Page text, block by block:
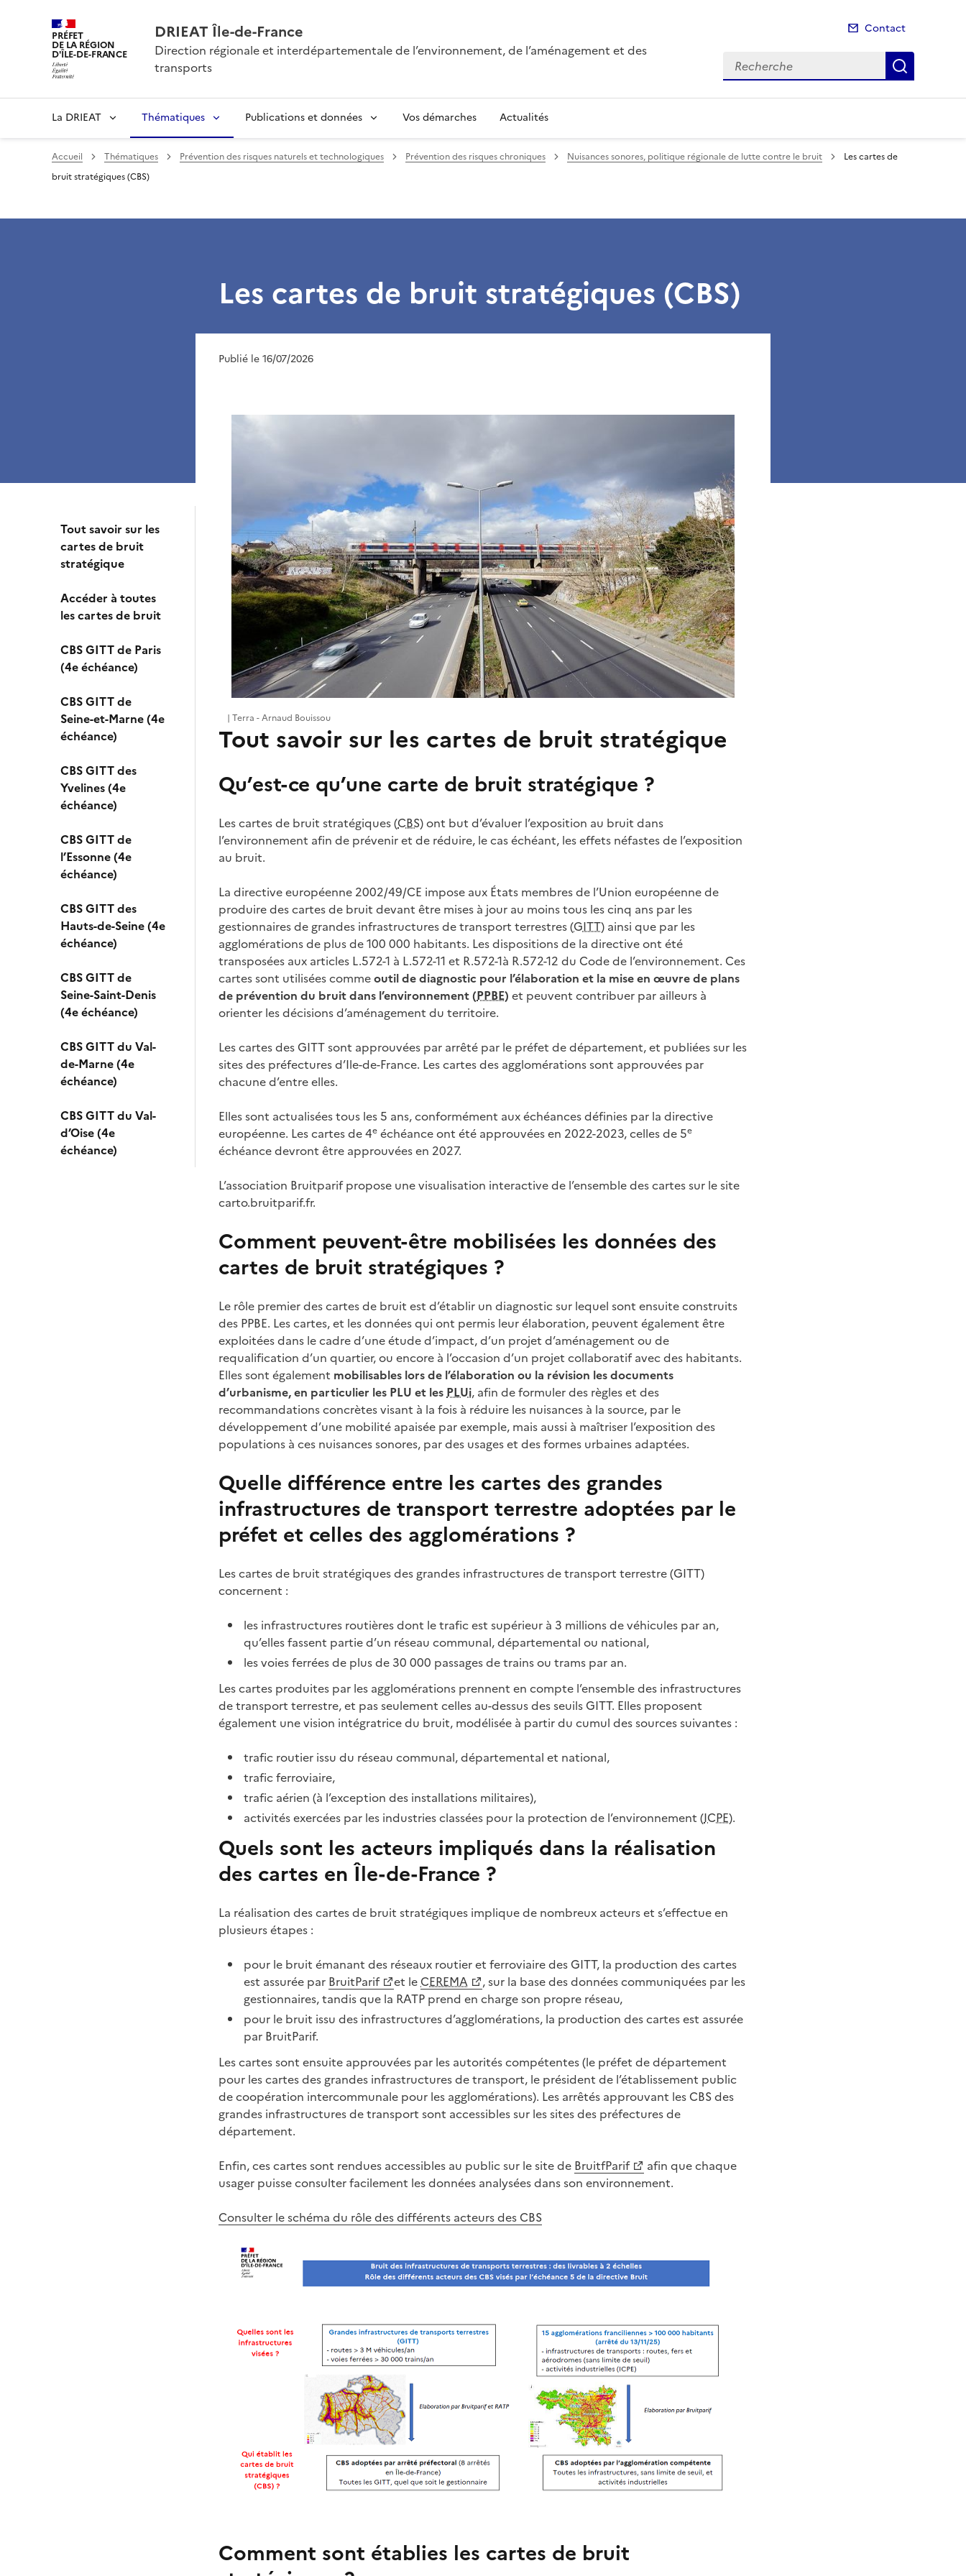
PRÉFET
DE LA RÉGION
D'ÎLE-DE-FRANCE
DRIEAT Île-de-France
Direction régionale et interdépartementale de l’environnement, de l’aménagement et des
transports
Contact
Recherche
La DRIEAT Thématiques Publications et données Vos démarches Actualités
Accueil Thématiques Prévention des risques naturels et technologiques Prévention des risques chroniques Nuisances sonores, politique régionale de lutte contre le bruit
Les cartes de
bruit stratégiques (CBS)
Tout savoir sur les
cartes de bruit
stratégique
Accéder à toutes
les cartes de bruit
CBS GITT de Paris
(4e échéance)
CBS GITT de
Seine-et-Marne (4e
échéance)
CBS GITT des
Yvelines (4e
échéance)
CBS GITT de
l’Essonne (4e
échéance)
CBS GITT des
Hauts-de-Seine (4e
échéance)
CBS GITT de
Seine-Saint-Denis
(4e échéance)
CBS GITT du Val-
de-Marne (4e
échéance)
CBS GITT du Val-
d’Oise (4e
échéance)
Les cartes de bruit stratégiques (CBS)
Publié le 16/07/2026
| Terra - Arnaud Bouissou
Tout savoir sur les cartes de bruit stratégique
Qu’est-ce qu’une carte de bruit stratégique ?
Les cartes de bruit stratégiques (CBS) ont but d’évaluer l’exposition au bruit dans
l’environnement afin de prévenir et de réduire, le cas échéant, les effets néfastes de l’exposition
au bruit.
La directive européenne 2002/49/CE impose aux États membres de l’Union européenne de
produire des cartes de bruit devant être mises à jour au moins tous les cinq ans par les
gestionnaires de grandes infrastructures de transport terrestres (GITT) ainsi que par les
agglomérations de plus de 100 000 habitants. Les dispositions de la directive ont été
transposées aux articles L.572-1 à L.572-11 et R.572-1à R.572-12 du Code de l’environnement. Ces
cartes sont utilisées commeoutil de diagnostic pour l’élaboration et la mise en œuvre de plans
de prévention du bruit dans l’environnement (PPBE) et peuvent contribuer par ailleurs à
orienter les décisions d’aménagement du territoire.
Les cartes des GITT sont approuvées par arrêté par le préfet de département, et publiées sur les
sites des préfectures d’Ile-de-France. Les cartes des agglomérations sont approuvées par
chacune d’entre elles.
Elles sont actualisées tous les 5 ans, conformément aux échéances définies par la directive
européenne. Les cartes de 4e échéance ont été approuvées en 2022-2023, celles de 5e
échéance devront être approuvées en 2027.
L’association Bruitparif propose une visualisation interactive de l’ensemble des cartes sur le site
carto.bruitparif.fr.
Comment peuvent-être mobilisées les données des
cartes de bruit stratégiques ?
Le rôle premier des cartes de bruit est d’établir un diagnostic sur lequel sont ensuite construits
des PPBE. Les cartes, et les données qui ont permis leur élaboration, peuvent également être
exploitées dans le cadre d’une étude d’impact, d’un projet d’aménagement ou de
requalification d’un quartier, ou encore à l’occasion d’un projet collaboratif avec des habitants.
Elles sont également mobilisables lors de l’élaboration ou la révision les documents
d’urbanisme, en particulier les PLU et lesPLUi, afin de formuler des règles et des
recommandations concrètes visant à la fois à réduire les nuisances à la source, par le
développement d’une mobilité apaisée par exemple, mais aussi à maîtriser l’exposition des
populations à ces nuisances sonores, par des usages et des formes urbaines adaptées.
Quelle différence entre les cartes des grandes
infrastructures de transport terrestre adoptées par le
préfet et celles des agglomérations ?
Les cartes de bruit stratégiques des grandes infrastructures de transport terrestre (GITT)
concernent :
les infrastructures routières dont le trafic est supérieur à 3 millions de véhicules par an,
qu’elles fassent partie d’un réseau communal, départemental ou national,
les voies ferrées de plus de 30 000 passages de trains ou trams par an.
Les cartes produites par les agglomérations prennent en compte l’ensemble des infrastructures
de transport terrestre, et pas seulement celles au-dessus des seuils GITT. Elles proposent
également une vision intégratrice du bruit, modélisée à partir du cumul des sources suivantes :
trafic routier issu du réseau communal, départemental et national,
trafic ferroviaire,
trafic aérien (à l’exception des installations militaires),
activités exercées par les industries classées pour la protection de l’environnement (ICPE).
Quels sont les acteurs impliqués dans la réalisation
des cartes en Île-de-France ?
La réalisation des cartes de bruit stratégiques implique de nombreux acteurs et s’effectue en
plusieurs étapes :
pour le bruit émanant des réseaux routier et ferroviaire des GITT, la production des cartes
est assurée par BruitParif et leCEREMA
, sur la base des données communiquées par les
gestionnaires, tandis que la RATP prend en charge son propre réseau,
pour le bruit issu des infrastructures d’agglomérations, la production des cartes est assurée
par BruitParif.
Les cartes sont ensuite approuvées par les autorités compétentes (le préfet de département
pour les cartes des grandes infrastructures de transport, le président de l’établissement public
de coopération intercommunale pour les agglomérations). Les arrêtés approuvant les CBS des
grandes infrastructures de transport sont accessibles sur les sites des préfectures de
département.
Enfin, ces cartes sont rendues accessibles au public sur le site de BruitfParif
afin que chaque
usager puisse consulter facilement les données analysées dans son environnement.
Consulter le schéma du rôle des différents acteurs des CBS
Comment sont établies les cartes de bruit